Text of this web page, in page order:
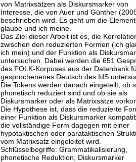
von Matrixsätzen als Diskursmarker von
Interesse, die von Auer und Günther
beschrieben wird. Es geht um die
glaube und ich meine.
Das Ziel dieser Arbeit ist es, die
zwischen den reduzierten Formen (ich
ich mein) und der Funktion als
untersuchen. Dabei werden die 651
des FOLK-Korpuses aus der Datenbank
gesprochenenes Deutsch des IdS
Die Tokens werden danach eingeteilt, ob
phonetisch reduziert sind und ob sie als
Diskursmarker oder als Matrixsätze
Die Hypothese ist, dass die reduzierte
einer Funktion als Diskursmarker
die vollständige Form dagegen mit einer
hypotaktischen oder parataktischen
vom Matrixsatz eingeleitet wird.
Schlüsselbegriffe: Grammatikalisierung,
phonetische Reduktion, Diskursmarker